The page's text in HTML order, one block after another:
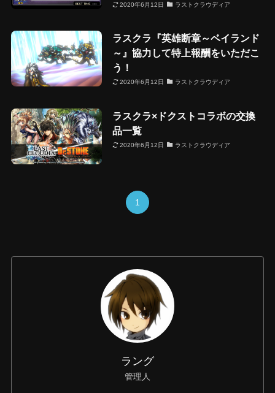
2020年6月12日 ラストクラウディア
ラスクラ『英雄断章～ベイランド
～』協力して特上報酬をいただこ
う！
2020年6月12日 ラストクラウディア
ラスクラ×ドクストコラボの交換
品一覧
2020年6月12日 ラストクラウディア
1
ラング
管理人